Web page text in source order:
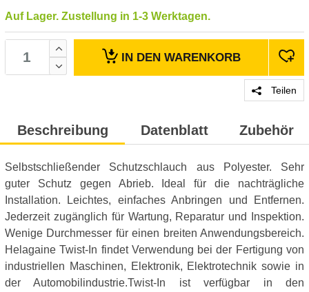
Auf Lager. Zustellung in 1-3 Werktagen.
IN DEN WARENKORB
Teilen
Beschreibung Datenblatt Zubehör
Selbstschließender Schutzschlauch aus Polyester. Sehr
guter Schutz gegen Abrieb. Ideal für die nachträgliche
Installation. Leichtes, einfaches Anbringen und Entfernen.
Jederzeit zugänglich für Wartung, Reparatur und Inspektion.
Wenige Durchmesser für einen breiten Anwendungsbereich.
Helagaine Twist-In findet Verwendung bei der Fertigung von
industriellen Maschinen, Elektronik, Elektrotechnik sowie in
der Automobilindustrie.Twist-In ist verfügbar in den